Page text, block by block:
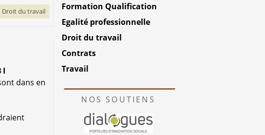
Droit du travail
dans en
Formation Qualification
Egalité professionnelle
Droit du travail
Contrats
Travail
NOS SOUTIENS